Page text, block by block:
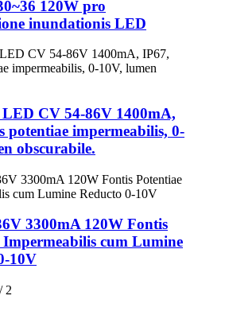
120W pro
inundationis LED
CV 54-86V 1400mA,
potentiae impermeabilis, 0-
obscurabile.
3300mA 120W Fontis
Impermeabilis cum Lumine
10V
2